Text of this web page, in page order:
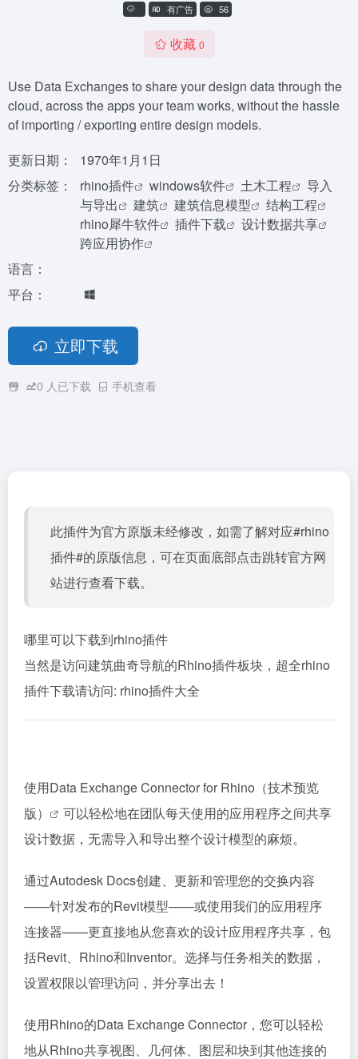
有广告 56
收藏 0
Use Data Exchanges to share your design data through the
cloud, across the apps your team works, without the hassle
of importing / exporting entire design models.
更新日期：
1970年1月1日
分类标签：
rhino插件 windows软件 土木工程
导入
与导出
建筑 建筑信息模型
结构工程
rhino犀牛软件
插件下载
设计数据共享
跨应用协作
语言：
平台：
立即下载
0 人已下载 手机查看
此插件为官方原版未经修改，如需了解对应#rhino
插件#的原版信息，可在页面底部点击跳转官方网
站进行查看下载。
哪里可以下载到rhino插件
当然是访问建筑曲奇导航的Rhino插件板块，超全rhino
插件下载请访问: rhino插件大全
使用Data Exchange Connector for Rhino（技术预览
版）
可以轻松地在团队每天使用的应用程序之间共享
设计数据，无需导入和导出整个设计模型的麻烦。
通过Autodesk Docs创建、更新和管理您的交换内容
——针对发布的Revit模型——或使用我们的应用程序
连接器——更直接地从您喜欢的设计应用程序共享，包
括Revit、Rhino和Inventor。选择与任务相关的数据，
设置权限以管理访问，并分享出去！
使用Rhino的Data Exchange Connector，您可以轻松
地从Rhino共享视图、几何体、图层和块到其他连接的